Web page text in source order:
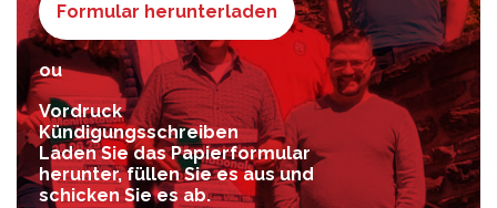
Formular herunterladen
ou
Vordruck
Kündigungsschreiben
Laden Sie das Papierformular
herunter, füllen Sie es aus und
schicken Sie es ab.